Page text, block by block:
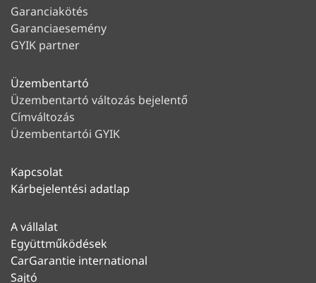
Garanciakötés
Garanciaesemény
GYIK partner
Üzembentartó
Üzembentartó változás bejelentő
Címváltozás
Üzembentartói GYIK
Kapcsolat
Kárbejelentési adatlap
A vállalat
Együttműködések
CarGarantie international
Sajtó